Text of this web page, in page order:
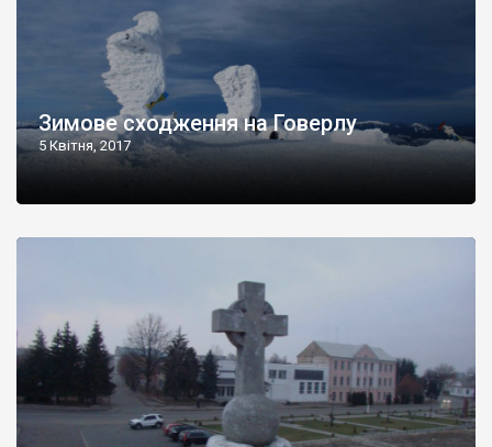
Зимове сходження на Говерлу
5 Квітня, 2017